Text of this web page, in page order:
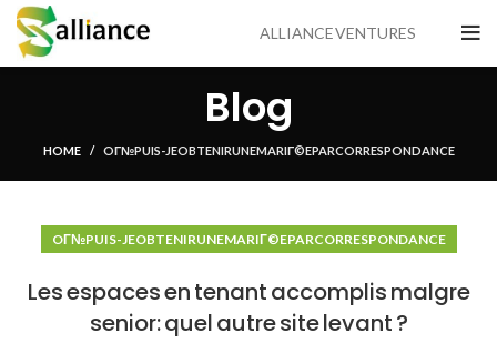
ALLIANCE VENTURES
Blog
HOME OГ№ PUIS-JE OBTENIR UNE MARIГ©E PAR CORRESPONDANCE
OГ№ PUIS-JE OBTENIR UNE MARIГ©E PAR CORRESPONDANCE
Les espaces en tenant accomplis malgre
senior: quel autre site levant ?